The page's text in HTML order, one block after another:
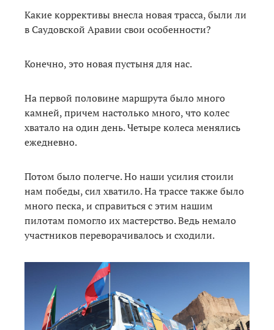
Какие коррективы внесла новая трасса, были ли
в Саудовской Аравии свои особенности?
Конечно, это новая пустыня для нас.
На первой половине маршрута было много
камней, причем настолько много, что колес
хватало на один день. Четыре колеса менялись
ежедневно.
Потом было полегче. Но наши усилия стоили
нам победы, сил хватило. На трассе также было
много песка, и справиться с этим нашим
пилотам помогло их мастерство. Ведь немало
участников переворачивалось и сходили.